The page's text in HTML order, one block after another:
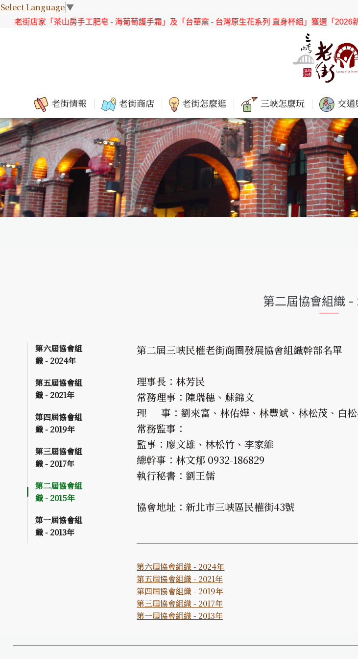
Select Language▼
店家「茶山房手工肥皂 - 海葡萄護手霜」及「台華窯 - 台灣原生花系列 直身杯組」獲選「2026新北嚴
老街情報 老街商店 老街怎麼逛 三峽怎麼玩 交通
第二屆協會組織 -
第六屆協會組
織 - 2024年
第五屆協會組
織 - 2021年
第四屆協會組
織 - 2019年
第三屆協會組
織 - 2017年
第二屆協會組
織 - 2015年
第一屆協會組
織 - 2013年
第二屆三峽民權老街商圈發展協會組織幹部名單
理事長：林芳民
常務理事：陳瑞穗、蘇錦文
理 事：劉來富、林佑嬅、林豐斌、林松茂、白松
常務監事：
監事：廖文雄、林松竹、李家維
總幹事：林文郁 0932-186829
執行秘書：劉王儒
協會地址：新北市三峽區民權街43號
第六屆協會組織 - 2024年
第五屆協會組織 - 2021年
第四屆協會組織 - 2019年
第三屆協會組織 - 2017年
第一屆協會組織 - 2013年